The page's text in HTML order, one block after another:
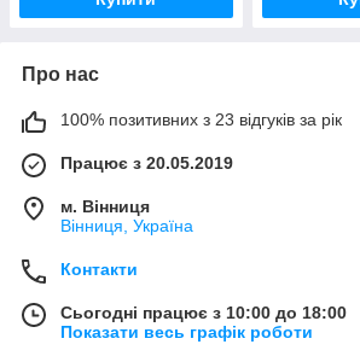
Про нас
100% позитивних з 23 відгуків за рік
Працює з 20.05.2019
м. Вінниця
Вінниця, Україна
Контакти
Сьогодні працює з 10:00 до 18:00
Показати весь графік роботи